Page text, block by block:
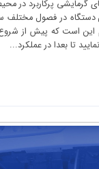
گرمایشی پرکاربرد در
دستگاه در فصول مختلف
این است که پیش از
تا بعدا در عملکرد...